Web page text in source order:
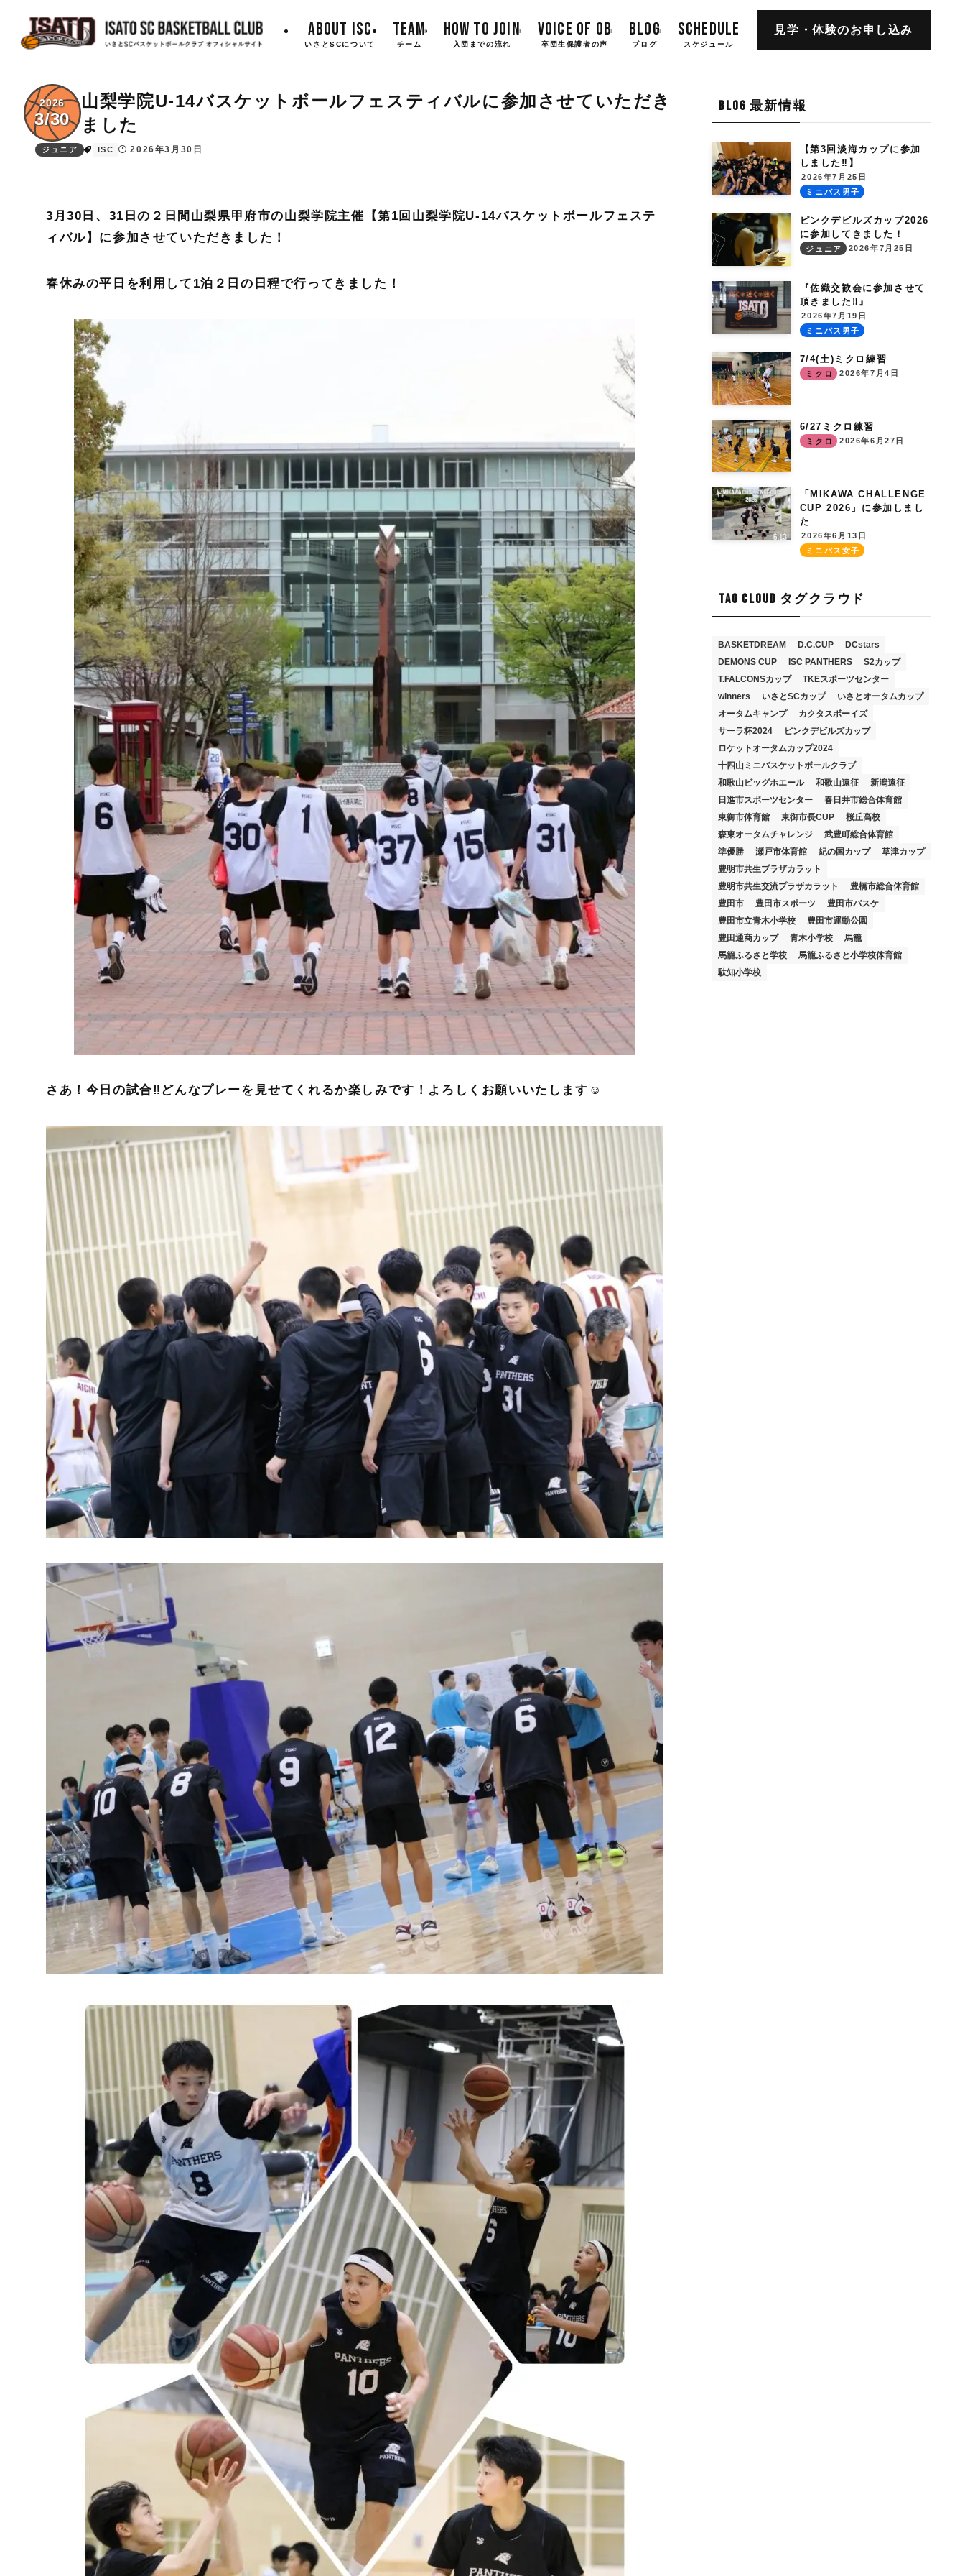
ABOUT ISC
いさとSCについて
TEAM
チーム
HOW TO JOIN
入団までの流れ
VOICE OF OB
卒団生保護者の声
BLOG
ブログ
SCHEDULE
スケジュール
見学・体験のお申し込み
山梨学院U-14バスケットボールフェスティバルに参加させていただき
ました
2026
3/30
ジュニア ISC 2026年3月30日
3月30日、31日の２日間山梨県甲府市の山梨学院主催【第1回山梨学院U-14バスケットボールフェステ
ィバル】に参加させていただきました！
春休みの平日を利用して1泊２日の日程で行ってきました！
さあ！今日の試合‼︎どんなプレーを見せてくれるか楽しみです！よろしくお願いいたします☺️
BLOG 最新情報
【第3回淡海カップに参加
しました‼︎】
2026年7月25日
ミニバス男子
ピンクデビルズカップ2026
に参加してきました！
2026年7月25日
ジュニア
『佐織交歓会に参加させて
頂きました‼︎』
2026年7月19日
ミニバス男子
7/4(土)ミクロ練習
2026年7月4日
ミクロ
6/27ミクロ練習
2026年6月27日
ミクロ
「MIKAWA CHALLENGE
CUP 2026」に参加しまし
た
2026年6月13日
ミニバス女子
TAG CLOUD タグクラウド
BASKETDREAM D.C.CUP
DCstars
DEMONS CUP
ISC PANTHERS
S2カップ
T.FALCONSカップ
TKEスポーツセンター
winners
いさとSCカップ
いさとオータムカップ
オータムキャンプ
カクタスボーイズ
サーラ杯2024
ピンクデビルズカップ
ロケットオータムカップ2024
十四山ミニバスケットボールクラブ
和歌山ビッグホエール
和歌山遠征
新潟遠征
日進市スポーツセンター
春日井市総合体育館
東御市体育館
東御市長CUP
桜丘高校
森東オータムチャレンジ
武豊町総合体育館
準優勝
瀬戸市体育館 紀の国カップ
草津カップ
豊明市共生プラザカラット
豊明市共生交流プラザカラット
豊橋市総合体育館
豊田市
豊田市スポーツ
豊田市バスケ
豊田市立青木小学校
豊田市運動公園
豊田通商カップ
青木小学校
馬籠
馬籠ふるさと学校
馬籠ふるさと小学校体育館
駄知小学校